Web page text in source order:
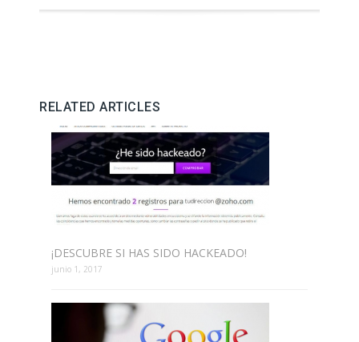
RELATED ARTICLES
¡DESCUBRE SI HAS SIDO HACKEADO!
junio 1, 2017